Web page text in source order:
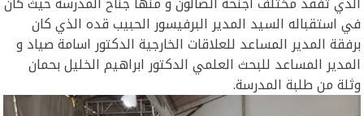
في استقباله السيد المدير البرفيسور الحبيب قده الذي كان
برفقة المدير المساعد للعلاقات الخارجية الدكتور اسامة صياد و
المدير المساعد للبحث العلمي الدكتور ابراهيم الخليل بحمان
وثلة من طلبة المدرسة.